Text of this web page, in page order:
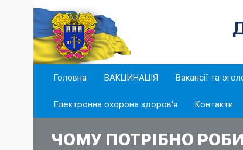
Головна ВАКЦИНАЦІЯ Вакансії та
Електронна охорона здоров'я Контакти
ЧОМУ ПОТРІБНО